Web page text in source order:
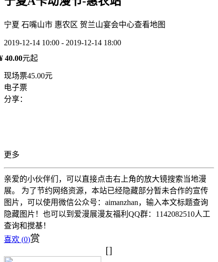
宁夏 石嘴山市 惠农区 贺兰山宴会中心查看地图
2019-12-14 10:00 - 2019-12-14 18:00
40.00元起
现场票45.00元
电子票
分享：
更多
亲爱的小伙伴们，可以直接点击右上角的放大镜搜索当地漫
展。 为了节约网络资源，本站已经隐藏部分暂未合作的宣传
图片，可以使用微信公众号：aimanzhan，输入本文标题查询
隐藏图片！也可以到爱漫展漫友福利QQ群：1142082510人工
查询和搅基！
喜欢 (0)赏
[]